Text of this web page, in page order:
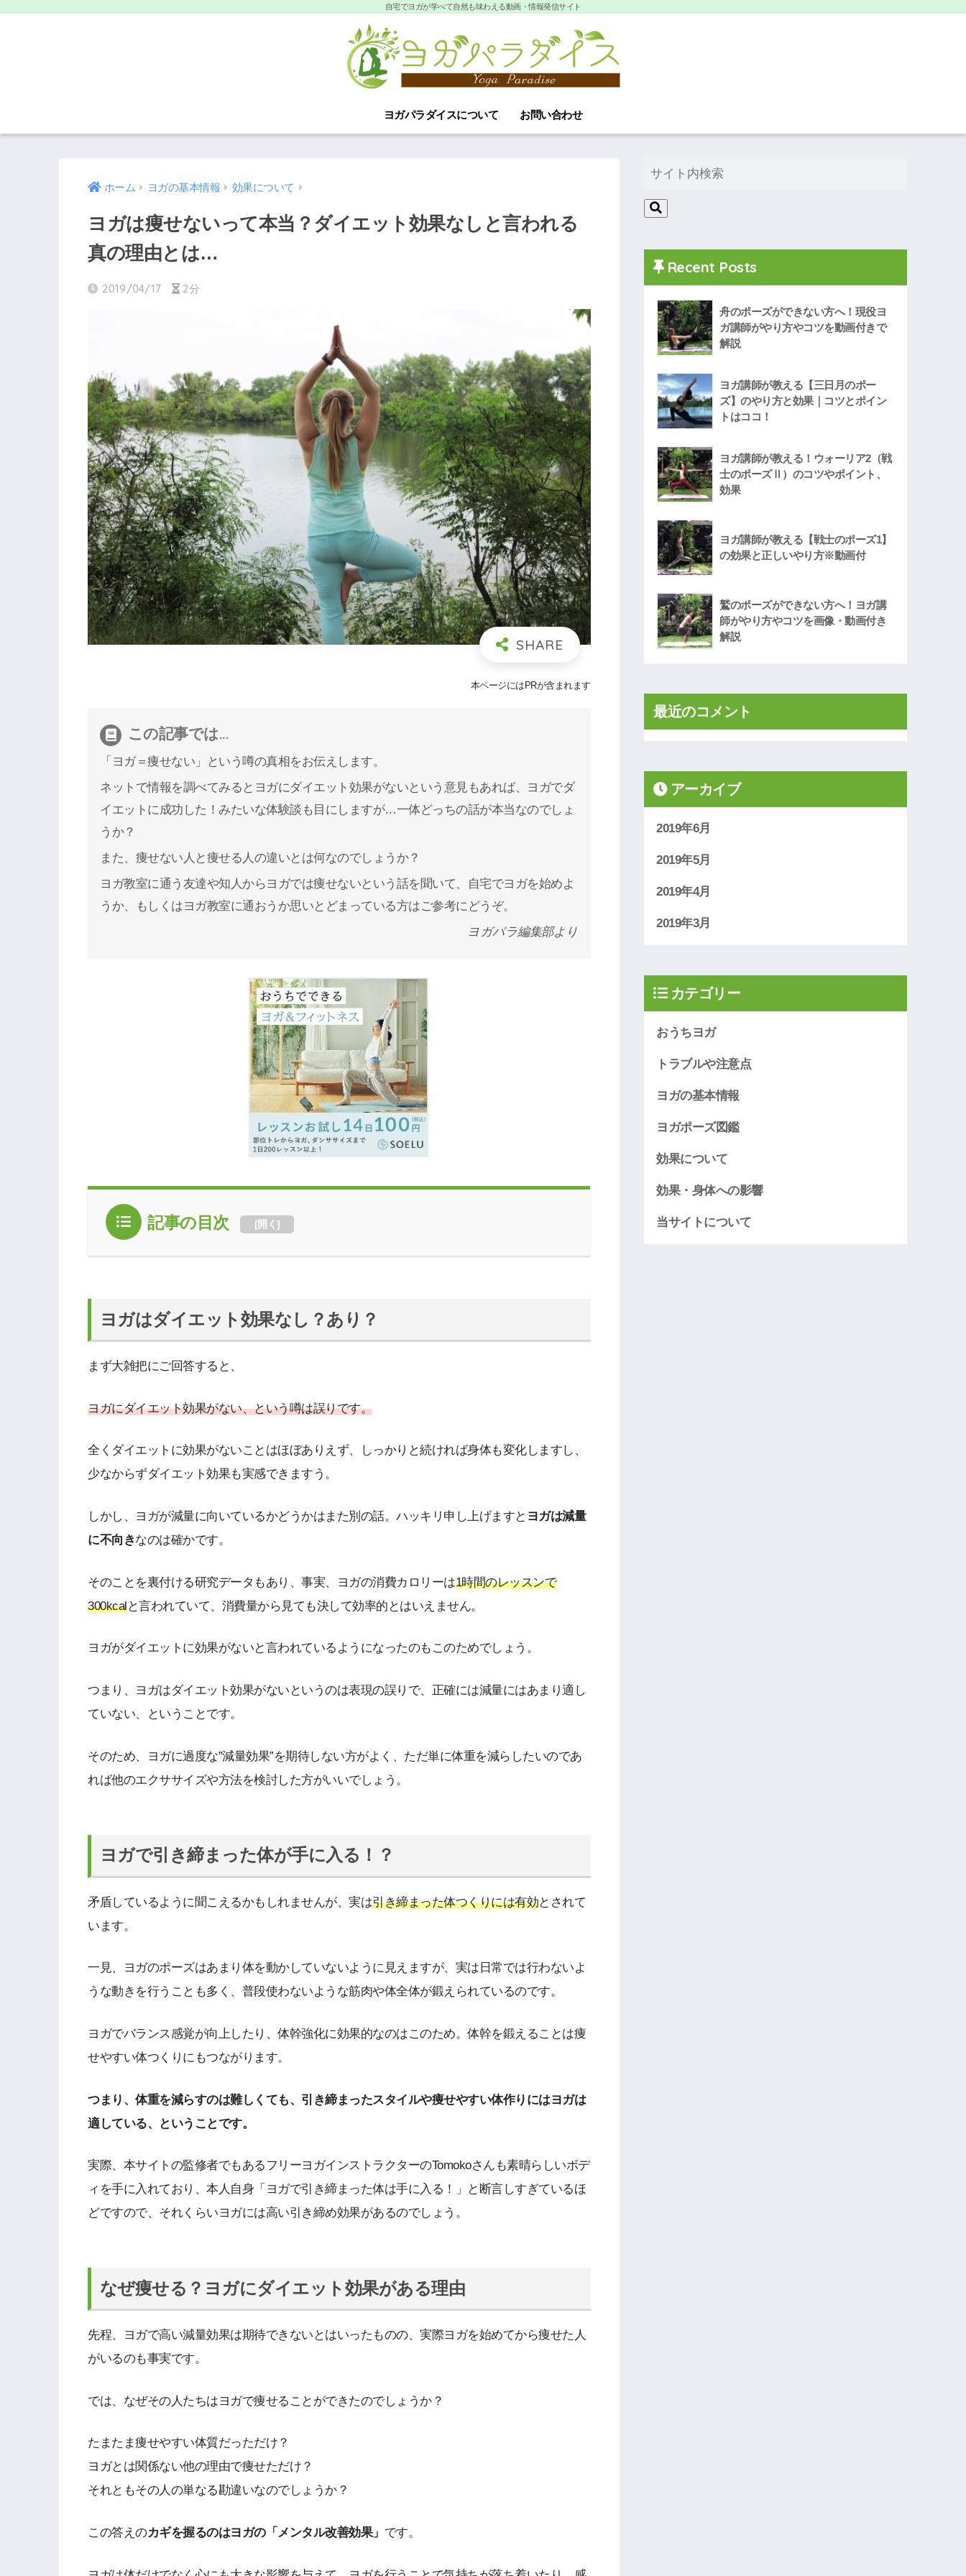
自宅でヨガが学べて自然も味わえる動画・情報発信サイト
ヨガパラダイスについて お問い合わせ
ホーム ヨガの基本情報 効果について
ヨガは痩せないって本当？ダイエット効果なしと言われる
真の理由とは…
2019/04/17 2分
本ページにはPRが含まれます
この記事では...
「ヨガ＝痩せない」という噂の真相をお伝えします。
ネットで情報を調べてみるとヨガにダイエット効果がないという意見もあれば、ヨガでダ
イエットに成功した！みたいな体験談も目にしますが…一体どっちの話が本当なのでしょ
うか？
また、痩せない人と痩せる人の違いとは何なのでしょうか？
ヨガ教室に通う友達や知人からヨガでは痩せないという話を聞いて、自宅でヨガを始めよ
うか、もしくはヨガ教室に通おうか思いとどまっている方はご参考にどうぞ。
ヨガパラ編集部より
記事の目次 [開く ]
ヨガはダイエット効果なし？あり？
まず大雑把にご回答すると、
ヨガにダイエット効果がない、という噂は誤りです。
全くダイエットに効果がないことはほぼありえず、しっかりと続ければ身体も変化しますし、
少なからずダイエット効果も実感できますう。
しかし、ヨガが減量に向いているかどうかはまた別の話。ハッキリ申し上げますと ヨガは減量
に不向きなのは確かです。
そのことを裏付ける研究データもあり、事実、ヨガの消費カロリーは1時間のレッスンで
300kcalと言われていて、消費量から見ても決して効率的とはいえません。
ヨガがダイエットに効果がないと言われているようになったのもこのためでしょう。
つまり、ヨガはダイエット効果がないというのは表現の誤りで、正確には減量にはあまり適し
ていない、ということです。
そのため、ヨガに過度な”減量効果”を期待しない方がよく、ただ単に体重を減らしたいのであ
れば他のエクササイズや方法を検討した方がいいでしょう。
ヨガで引き締まった体が手に入る！？
矛盾しているように聞こえるかもしれませんが、実は引き締まった体つくりには有効とされて
います。
一見、ヨガのポーズはあまり体を動かしていないように見えますが、実は日常では行わないよ
うな動きを行うことも多く、普段使わないような筋肉や体全体が鍛えられているのです。
ヨガでバランス感覚が向上したり、体幹強化に効果的なのはこのため。体幹を鍛えることは痩
せやすい体つくりにもつながります。
つまり、体重を減らすのは難しくても、引き締まったスタイルや痩せやすい体作りにはヨガは
適している、ということです。
実際、本サイトの監修者でもあるフリーヨガインストラクターのTomokoさんも素晴らしいボデ
ィを手に入れており、本人自身「ヨガで引き締まった体は手に入る！」と断言しすぎているほ
どですので、それくらいヨガには高い引き締め効果があるのでしょう。
なぜ痩せる？ヨガにダイエット効果がある理由
先程、ヨガで高い減量効果は期待できないとはいったものの、実際ヨガを始めてから痩せた人
がいるのも事実です。
では、なぜその人たちはヨガで痩せることができたのでしょうか？
たまたま痩せやすい体質だっただけ？
ヨガとは関係ない他の理由で痩せただけ？
それともその人の単なる勘違いなのでしょうか？
この答えのカギを握るのはヨガの「メンタル改善効果」 です。
Recent Posts
舟のポーズができない方へ！現役ヨ
ガ講師がやり方やコツを動画付きで
解説
ヨガ講師が教える【三日月のポー
ズ】のやり方と効果｜コツとポイン
トはココ！
ヨガ講師が教える！ウォーリア2（戦
士のポーズⅡ）のコツやポイント、
効果
ヨガ講師が教える【戦士のポーズ1】
の効果と正しいやり方※動画付
鷲のポーズができない方へ！ヨガ講
師がやり方やコツを画像・動画付き
解説
最近のコメント
アーカイブ
2019年6月
2019年5月
2019年4月
2019年3月
カテゴリー
おうちヨガ
トラブルや注意点
ヨガの基本情報
ヨガポーズ図鑑
効果について
効果・身体への影響
当サイトについて